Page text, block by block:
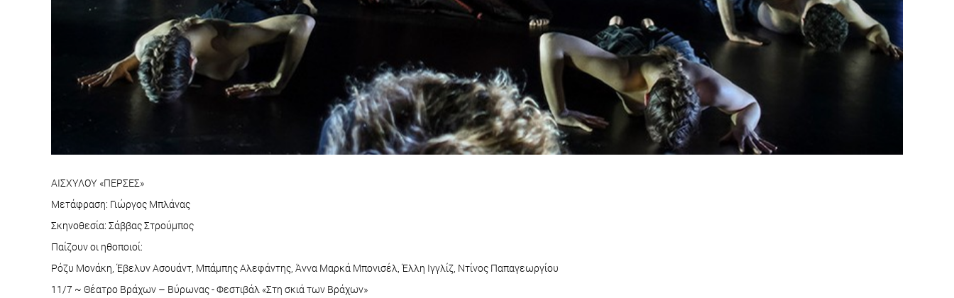
ΑΙΣΧΥΛΟΥ «ΠΕΡΣΕΣ»
Μετάφραση: Γιώργος Μπλάνας
Σκηνοθεσία: Σάββας Στρούμπος
Παίζουν οι ηθοποιοί:
Ρόζυ Μονάκη, Έβελυν Ασουάντ, Μπάμπης Αλεφάντης, Άννα Μαρκά Μπονισέλ, Έλλη Ιγγλίζ, Ντίνος Παπαγεωργίου
11/7 ~ Θέατρο Βράχων – Βύρωνας - Φεστιβάλ «Στη σκιά των Βράχων»